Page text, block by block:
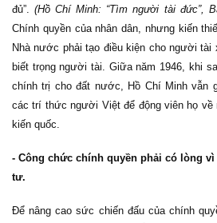
đủ”.(Hồ Chí Minh: “Tìm người tài đức”,
Chính quyền của nhân dân, nhưng kiến
Nhà nước phải tạo điều kiện cho người tài
biết trọng người tài. Giữa năm 1946, khi
chính trị cho đất nước, Hồ Chí Minh vẫn
các trí thức người Việt để động viên họ về
kiến quốc.
- Công chức chính quyền phải có lòng
tư.
Để nâng cao sức chiến đấu của chính